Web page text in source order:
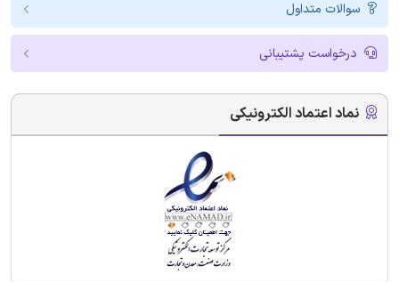
سوالات متداول
درخواست پشتیبانی
نماد اعتماد الکترونیکی